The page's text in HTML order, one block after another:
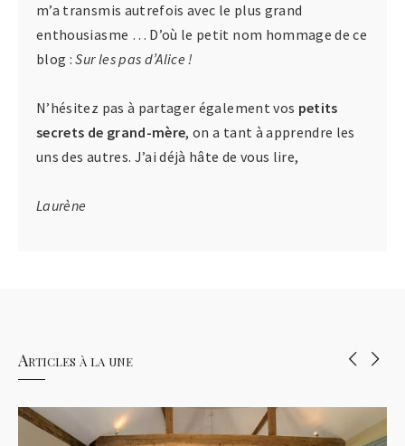
m’a transmis autrefois avec le plus grand
enthousiasme … D’où le petit nom hommage de ce
blog :Sur les pas d’Alice !
N’hésitez pas à partager également vos petits
secrets de grand-mère, on a tant à apprendre les
uns des autres. J’ai déjà hâte de vous lire,
Laurène
Articles à la une